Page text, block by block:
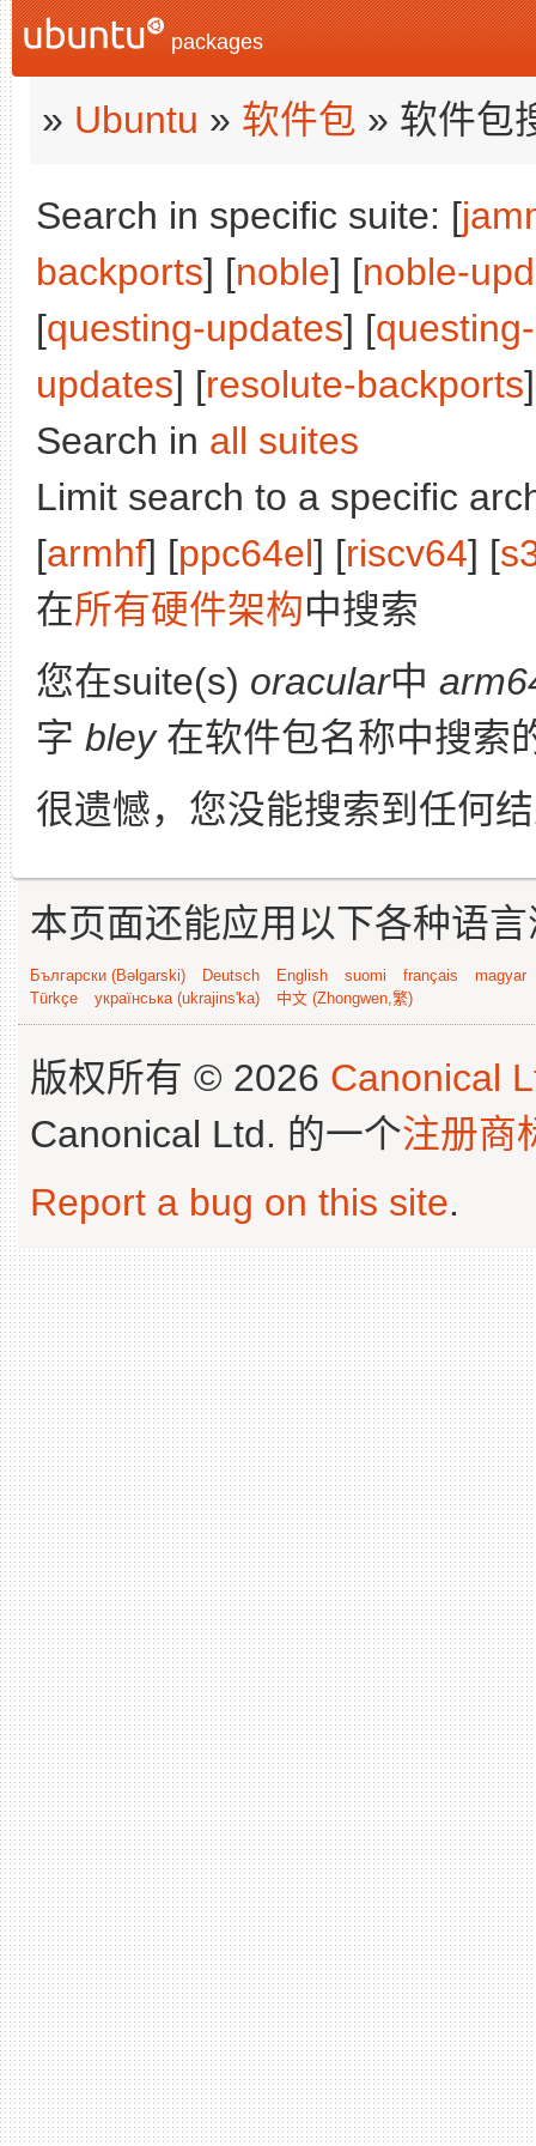
packages
» Ubuntu » 软件包 » 软件包
Search in specific suite: [
backports] [noble] [noble-
[questing-updates] [
updates] [resolute-backports
Search in all suites
Limit search to a specific
[armhf] [ppc64el] [riscv64] [
在所有硬件架构中搜索
您在suite(s) oracular中
字 bley在软件包名称中搜索
很遗憾，您没能搜索到任何
本页面还能应用以下各种语
Български (Bəlgarski) Deutsch English suomi français
magyar
Türkçe
українська (ukrajins'ka) 中文 (Zhongwen,繁)
版权所有 © 2026 Canonical
Canonical Ltd. 的一个注册商
Report a bug on this site.